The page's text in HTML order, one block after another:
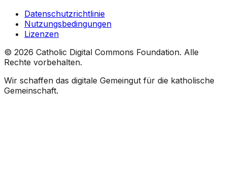
Datenschutzrichtlinie
Nutzungsbedingungen
Lizenzen
© 2026 Catholic Digital Commons Foundation. Alle
Rechte vorbehalten.
Wir schaffen das digitale Gemeingut für die katholische
Gemeinschaft.